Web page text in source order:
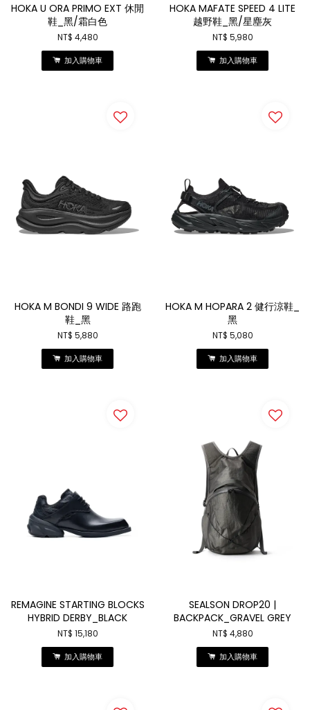
HOKA U ORA PRIMO EXT 休閒
鞋_黑/霜白色
NT$ 4,480
加入購物車
HOKA MAFATE SPEED 4 LITE
越野鞋_黑/星塵灰
NT$ 5,980
加入購物車
HOKA M BONDI 9 WIDE 路跑
鞋_黑
NT$ 5,880
加入購物車
HOKA M HOPARA 2 健行涼鞋_
黑
NT$ 5,080
加入購物車
REMAGINE STARTING BLOCKS
HYBRID DERBY_BLACK
NT$ 15,180
加入購物車
SEALSON DROP20 |
BACKPACK_GRAVEL GREY
NT$ 4,880
加入購物車